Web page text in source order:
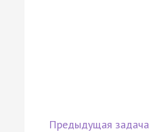
Предыдущая задача